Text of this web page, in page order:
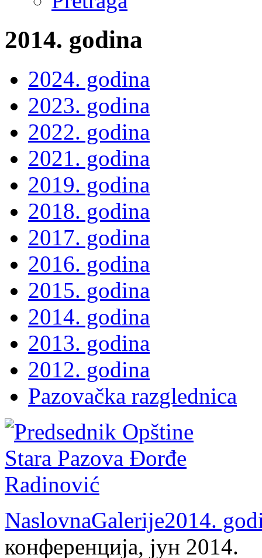
2014. godina
2024. godina
2023. godina
2022. godina
2021. godina
2019. godina
2018. godina
2017. godina
2016. godina
2015. godina
2014. godina
2013. godina
2012. godina
Pazovačka razglednica
NaslovnaGalerije2014.
конференција, јун 2014.